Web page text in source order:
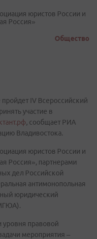
юристов России и
Россия»
Общество
IV Всероссийский
участие в
, сообщает РИА
Владивостока.
юристов России и
Россия», партнерами
дел Российской
антимонопольная
юридический
уровня правовой
мероприятия –